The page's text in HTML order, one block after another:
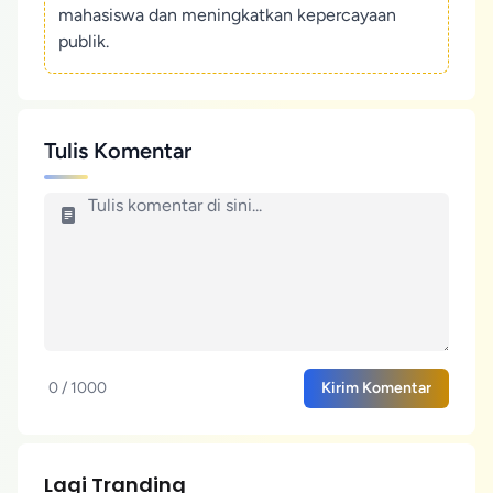
mahasiswa dan meningkatkan kepercayaan
publik.
Tulis Komentar
0 / 1000 Kirim Komentar
Lagi Tranding